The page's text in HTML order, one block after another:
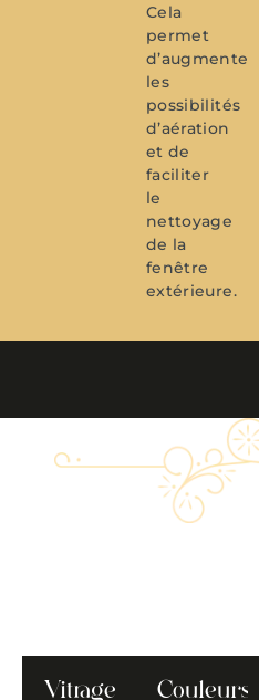
Cela
permet
d’augmenter
les
possibilités
d’aération
et de
faciliter
le
nettoyage
de la
fenêtre
extérieure.
Vitrage Couleurs